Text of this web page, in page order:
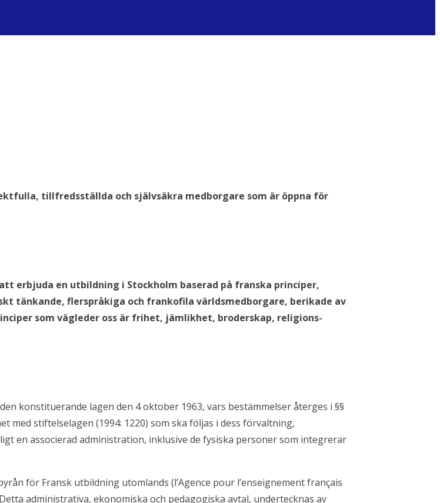
tillfredsställda och självsäkra medborgare som är öppna för
erbjuda en utbildning i Stockholm baserad på franska principer,
tänkande, flerspråkiga och frankofila världsmedborgare, berikade av
som vägleder oss är frihet, jämlikhet, broderskap, religions-
konstituerande lagen den 4 oktober 1963, vars bestämmelser återges i §§
med stiftelselagen (1994: 1220) som ska följas i dess förvaltning,
en associerad administration, inklusive de fysiska personer som integrerar
för Fransk utbildning utomlands (l’Agence pour l’enseignement français
administrativa, ekonomiska och pedagogiska avtal, undertecknas av